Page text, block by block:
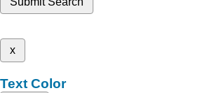
x
Text Color